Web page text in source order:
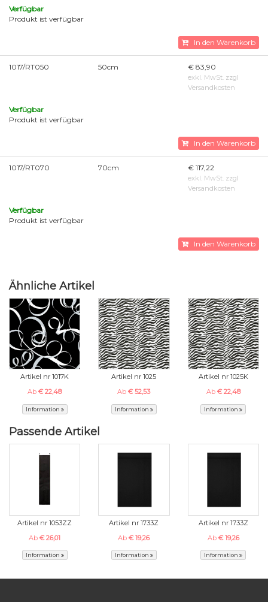
Verfügbar
Produkt ist verfügbar
In den Warenkorb
1017/RT050 50cm € 83,90
exkl. MwSt. zzgl
Versandkosten
Verfügbar
Produkt ist verfügbar
In den Warenkorb
1017/RT070 70cm € 117,22
exkl. MwSt. zzgl
Versandkosten
Verfügbar
Produkt ist verfügbar
In den Warenkorb
Ähnliche Artikel
Artikel nr 1017K
Ab€ 22,48
Information
Artikel nr 1025
Ab€ 52,53
Information
Artikel nr 1025K
Ab € 22,48
Information
Passende Artikel
Artikel nr 1053ZZ
Ab€ 26,01
Information
Artikel nr 1733Z
Ab€ 19,26
Information
Artikel nr 1733Z
Ab € 19,26
Information